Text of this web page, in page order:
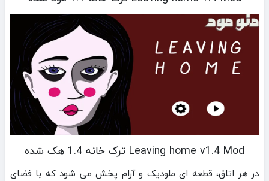
Leaving home v1.4 Mod ترک خانه 1.4 هک شده
در هر اتاق، قطعه‌ ای ملودیک و آرام پخش می‌ شود که با فضای